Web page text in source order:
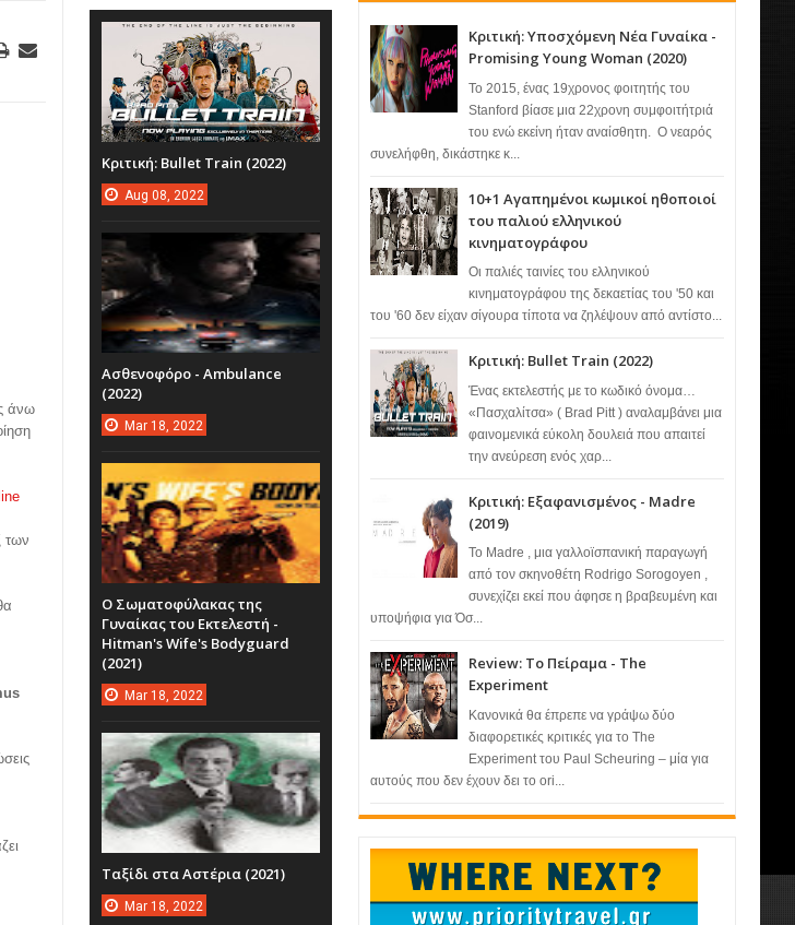
άνω
των
Κριτική: Υποσχόμενη Νέα Γυναίκα -
Promising Young Woman (2020)
Το 2015, ένας 19χρονος φοιτητής του
Stanford βίασε μια 22χρονη συμφοιτήτριά
του ενώ εκείνη ήταν αναίσθητη. Ο νεαρός
συνελήφθη, δικάστηκε κ...
10+1 Αγαπημένοι κωμικοί ηθοποιοί
του παλιού ελληνικού
κινηματογράφου
Οι παλιές ταινίες του ελληνικού
κινηματογράφου της δεκαετίας του '50 και
του '60 δεν είχαν σίγουρα τίποτα να ζηλέψουν από αντίστο...
Κριτική: Bullet Train (2022)
Ένας εκτελεστής με το κωδικό όνομα…
«Πασχαλίτσα» ( Brad Pitt ) αναλαμβάνει μια
φαινομενικά εύκολη δουλειά που απαιτεί
την ανεύρεση ενός χαρ...
Κριτική: Εξαφανισμένος - Madre
(2019)
Το Madre , μια γαλλοϊσπανική παραγωγή
από τον σκηνοθέτη Rodrigo Sorogoyen ,
συνεχίζει εκεί που άφησε η βραβευμένη και
υποψήφια για Όσ...
Review: Το Πείραμα - The
Experiment
Κανονικά θα έπρεπε να γράψω δύο
διαφορετικές κριτικές για το The
Experiment του Paul Scheuring – μία για
αυτούς που δεν έχουν δει το ori...
Κριτική: Bullet Train (2022)
Aug 08, 2022
Ασθενοφόρο - Ambulance
(2022)
Mar 18, 2022
Ο Σωματοφύλακας της
Γυναίκας του Εκτελεστή -
Hitman's Wife's Bodyguard
(2021)
Mar 18, 2022
Ταξίδι στα Αστέρια (2021)
Mar 18, 2022